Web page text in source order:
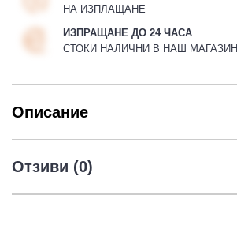
НА ИЗПЛАЩАНЕ
ИЗПРАЩАНЕ ДО 24 ЧАСА
СТОКИ НАЛИЧНИ В НАШ МАГАЗИН
Описание
Отзиви (0)